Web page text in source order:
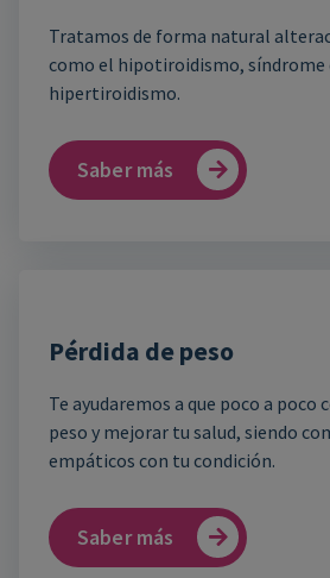
Tratamos de forma natural
como el hipotiroidismo, síndrome
hipertiroidismo.
Saber más
Pérdida de peso
Te ayudaremos a que poco a poco
peso y mejorar tu salud, siendo
empáticos con tu condición.
Saber más